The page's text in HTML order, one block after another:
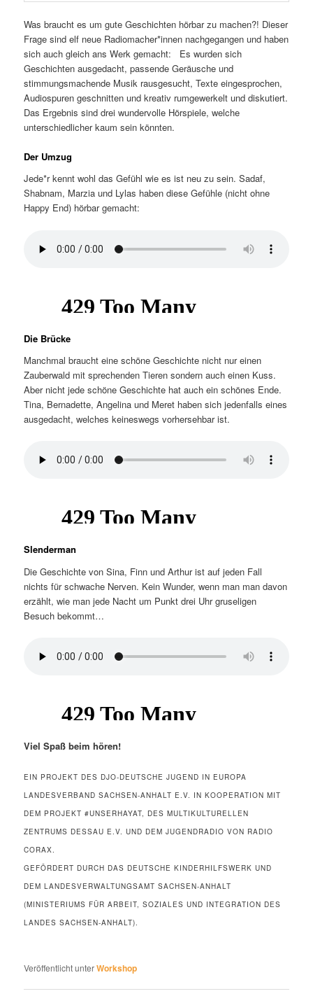
Was braucht es um gute Geschichten hörbar zu machen?! Dieser
Frage sind elf neue Radiomacher*innen nachgegangen und haben
sich auch gleich ans Werk gemacht: Es wurden sich
Geschichten ausgedacht, passende Geräusche und
stimmungsmachende Musik rausgesucht, Texte eingesprochen,
Audiospuren geschnitten und kreativ rumgewerkelt und diskutiert.
Das Ergebnis sind drei wundervolle Hörspiele, welche
unterschiedlicher kaum sein könnten.
Der Umzug
Jede*r kennt wohl das Gefühl wie es ist neu zu sein. Sadaf,
Shabnam, Marzia und Lylas haben diese Gefühle (nicht ohne
Happy End) hörbar gemacht:
Die Brücke
Manchmal braucht eine schöne Geschichte nicht nur einen
Zauberwald mit sprechenden Tieren sondern auch einen Kuss.
Aber nicht jede schöne Geschichte hat auch ein schönes Ende.
Tina, Bernadette, Angelina und Meret haben sich jedenfalls eines
ausgedacht, welches keineswegs vorhersehbar ist.
Slenderman
Die Geschichte von Sina, Finn und Arthur ist auf jeden Fall
nichts für schwache Nerven. Kein Wunder, wenn man man davon
erzählt, wie man jede Nacht um Punkt drei Uhr gruseligen
Besuch bekommt…
Viel Spaß beim hören!
EIN PROJEKT DES DJO-DEUTSCHE JUGEND IN EUROPA
LANDESVERBAND SACHSEN-ANHALT E.V. IN KOOPERATION MIT
DEM PROJEKT #UNSERHAYAT, DES MULTIKULTURELLEN
ZENTRUMS DESSAU E.V. UND DEM JUGENDRADIO VON RADIO
CORAX.
GEFÖRDERT DURCH DAS DEUTSCHE KINDERHILFSWERK UND
DEM LANDESVERWALTUNGSAMT SACHSEN-ANHALT
(MINISTERIUMS FÜR ARBEIT, SOZIALES UND INTEGRATION DES
LANDES SACHSEN-ANHALT).
Veröffentlicht unterWorkshop